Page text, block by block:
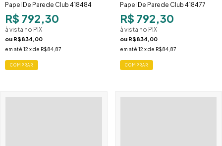
Papel De Parede Club 418484
R$ 792,30
à vista no PIX
ou R$834,00
em até 12 x de R$84,87
Papel De Parede Club 418477
R$ 792,30
à vista no PIX
ou R$834,00
em até 12 x de R$84,87